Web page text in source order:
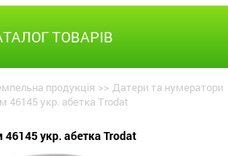
ТОВАРІВ
продукція >> Датери та нумератори
46145 укр. абетка Trodat
укр. абетка Trodat